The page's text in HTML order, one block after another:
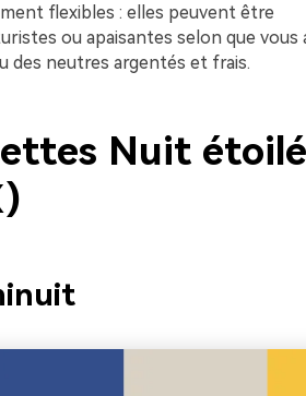
flexibles : elles peuvent être
ou apaisantes selon que vous
des neutres argentés et frais.
Nuit